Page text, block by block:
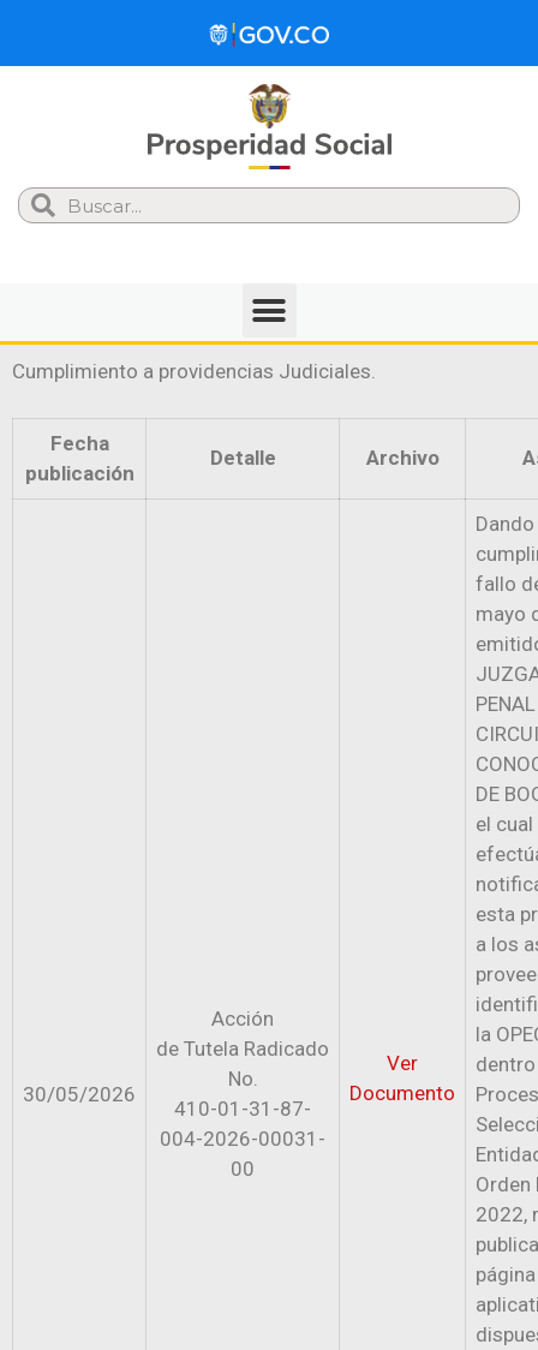
Search
Cumplimiento a providencias Judiciales.
Fecha
publicación
Detalle Archivo
30/05/2026
Acción
de Tutela Radicado
No.
410-01-31-87-
004-2026-00031-
00
Ver
Documento
Dando
fallo
mayo
DE
el
esta
a los
la
Orden
2022,